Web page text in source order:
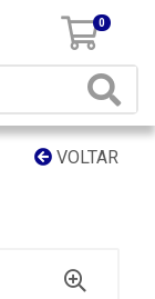
0
VOLTAR